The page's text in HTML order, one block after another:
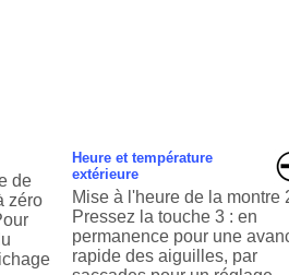
de
zéro
Heure et température
extérieure
Mise à l'heure de la montre
Pressez la touche 3 : en
permanence pour une
rapide des aiguilles, par